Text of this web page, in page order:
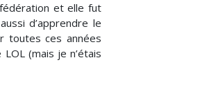
et elle fut
d’apprendre le
toutes ces années
(mais je n’étais